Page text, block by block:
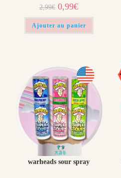
2,99€ Le
prix
initial
était :
2,99€.
0,99€Le
prix
actuel
est :
0,99€.
Ajouter au panier
warheads sour spray